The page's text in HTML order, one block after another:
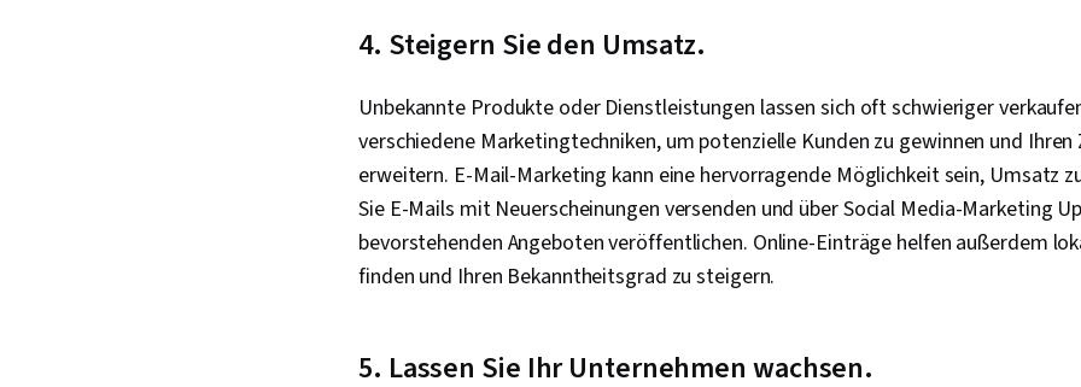
4. Steigern Sie den Umsatz.
Unbekannte Produkte oder Dienstleistungen lassen sich oft schwieriger
verschiedene Marketingtechniken, um potenzielle Kunden zu gewinnen und
erweitern. E-Mail-Marketing kann eine hervorragende Möglichkeit sein, Umsatz
Sie E-Mails mit Neuerscheinungen versenden und über Social Media-Marketing
bevorstehenden Angeboten veröffentlichen. Online-Einträge helfen außerdem
finden und Ihren Bekanntheitsgrad zu steigern.
5. Lassen Sie Ihr Unternehmen wachsen.